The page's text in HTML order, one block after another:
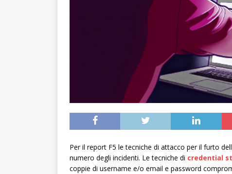
Per il report F5 le tecniche di attacco per il furto
numero degli incidenti. Le tecniche di credential
coppie di username e/o email e password